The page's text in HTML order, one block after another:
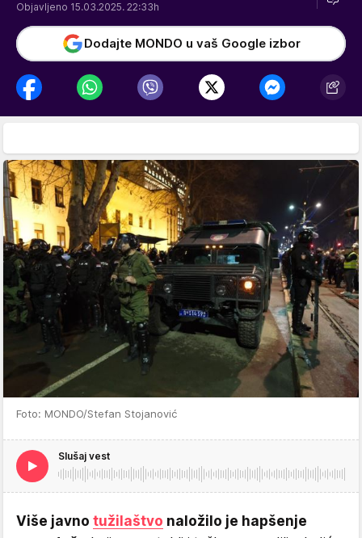
Objavljeno 15.03.2025. 22:33h
Dodajte MONDO u vaš Google izbor
Foto: MONDO/Stefan Stojanović
Slušaj vest
Više javno tužilaštvo naložilo je hapšenje